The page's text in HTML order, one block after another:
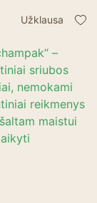
laikyti.
Užklausa